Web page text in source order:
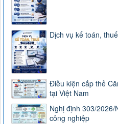
Dịch vụ kế toán,
Điều kiện cấp thẻ
tại Việt Nam
Nghị định 303/
công nghiệp